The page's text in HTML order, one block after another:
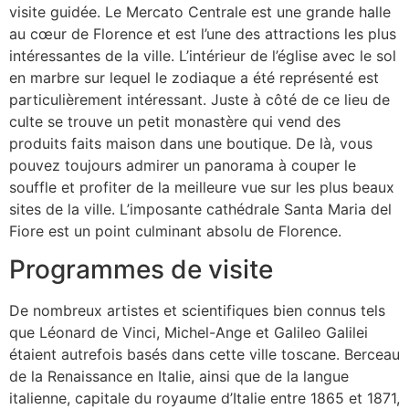
visite guidée. Le Mercato Centrale est une grande halle
au cœur de Florence et est l’une des attractions les plus
intéressantes de la ville. L’intérieur de l’église avec le sol
en marbre sur lequel le zodiaque a été représenté est
particulièrement intéressant. Juste à côté de ce lieu de
culte se trouve un petit monastère qui vend des
produits faits maison dans une boutique. De là, vous
pouvez toujours admirer un panorama à couper le
souffle et profiter de la meilleure vue sur les plus beaux
sites de la ville. L’imposante cathédrale Santa Maria del
Fiore est un point culminant absolu de Florence.
Programmes de visite
De nombreux artistes et scientifiques bien connus tels
que Léonard de Vinci, Michel-Ange et Galileo Galilei
étaient autrefois basés dans cette ville toscane. Berceau
de la Renaissance en Italie, ainsi que de la langue
italienne, capitale du royaume d’Italie entre 1865 et 1871,